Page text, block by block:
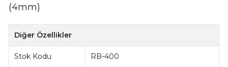
(4mm)
Diğer Özellikler
Stok Kodu RB-400